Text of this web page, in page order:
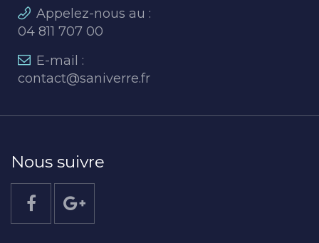
Appelez-nous au :
04 811 707 00
E-mail :
contact@saniverre.fr
Nous suivre